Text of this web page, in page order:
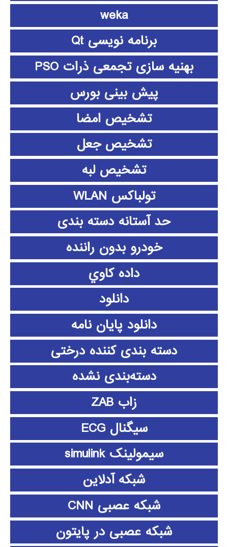
weka
برنامه نویسی Qt
بهنیه سازی تجمعی ذرات PSO
پیش بینی بورس
تشخیص امضا
تشخیص جعل
تشخیص لبه
تولباکس WLAN
حد آستانه دسته بندی
خودرو بدون راننده
داده كاوي
دانلود
دانلود پايان نامه
دسته بندی کننده درختی
دسته‌بندی نشده
زاب ZAB
سیگنال ECG
سیمولینک simulink
شبکه آدلاین
شبکه عصبی CNN
شبکه عصبی در پایتون